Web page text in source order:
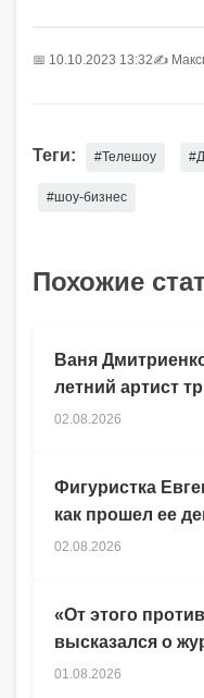
📅 10.10.2023 13:32✍️
Теги: #Телешоу
#шоу-бизнес
Похожие
Ваня
летний артист
02.08.2026
Фигуристка
как прошел ее
02.08.2026
«От этого
высказался о
01.08.2026